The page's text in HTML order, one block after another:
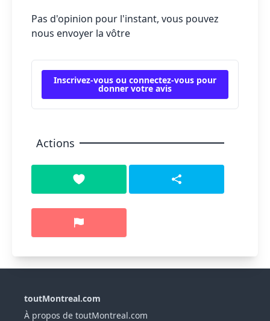
Pas d'opinion pour l'instant, vous pouvez
nous envoyer la vôtre
Inscrivez-vous ou connectez-vous pour
donner votre avis
Actions
toutMontreal.com
À propos de toutMontreal.com